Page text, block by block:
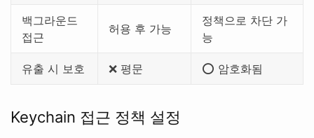
백그라운드
접근
허용 후 가능
정책으로 차단 가
능
유출 시 보호 ❌ 평문 ⭕ 암호화됨
Keychain 접근 정책 설정